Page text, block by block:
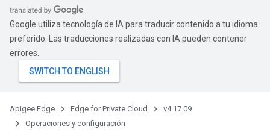
Google utiliza tecnología de IA para traducir contenido a tu idioma
preferido. Las traducciones realizadas con IA pueden contener
errores.
Apigee Edge Edge for Private Cloud
v4.17.09
Operaciones y configuración